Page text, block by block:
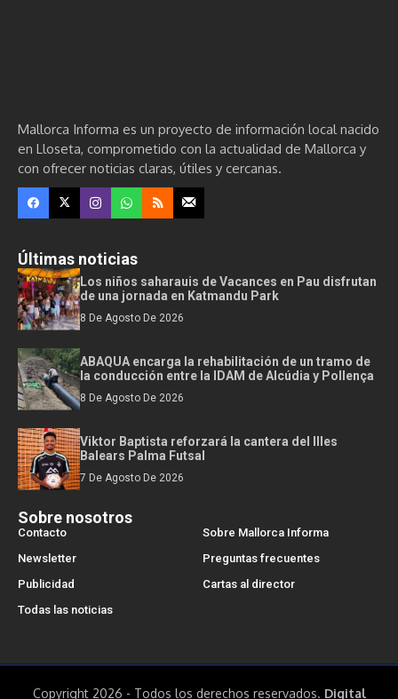
Mallorca Informa es un proyecto de información local nacido
en Lloseta, comprometido con la actualidad de Mallorca y
con ofrecer noticias claras, útiles y cercanas.
Últimas noticias
Los niños saharauis de Vacances en Pau disfrutan
de una jornada en Katmandu Park
8 De Agosto De 2026
ABAQUA encarga la rehabilitación de un tramo de
la conducción entre la IDAM de Alcúdia y Pollença
8 De Agosto De 2026
Viktor Baptista reforzará la cantera del Illes
Balears Palma Futsal
7 De Agosto De 2026
Sobre nosotros
Contacto
Sobre Mallorca Informa
Newsletter
Preguntas frecuentes
Publicidad
Cartas al director
Todas las noticias
Copyright 2026 - Todos los derechos reservados. Digital